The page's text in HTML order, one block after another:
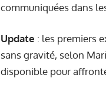
communiquées dans
Update : les premiers
sans gravité, selon
disponible pour